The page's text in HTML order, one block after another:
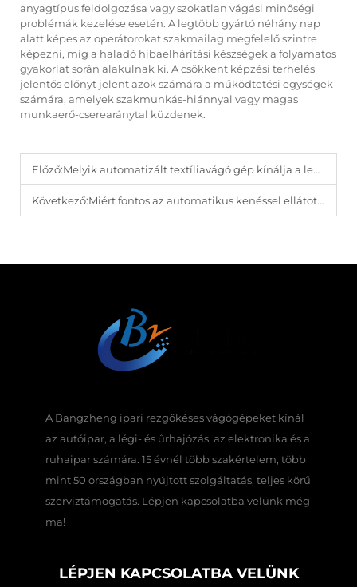
anyagtípus feldolgozása vagy szokatlan vágási minőségi
problémák kezelése esetén. A legtöbb gyártó néhány nap
alatt képes az operátorokat szakmailag megfelelő szintre
képezni, míg a haladó hibaelhárítási készségek a folyamatos
gyakorlat során alakulnak ki. A csökkent képzési terhelés
jelentős előnyt jelent azok számára a működtetési egységek
számára, amelyek szakmunkás-hiánnyal vagy magas
munkaerő-cserearánytal küzdenek.
Előző:Melyik automatizált textíliavágó gép kínálja a legfejlettebb látásfelismerést mintaillesztéshez?
Következő:Miért fontos az automatikus kenéssel ellátott autómatikus textílcipővágó a nagy mennyiségű vágáshoz?
A Bangzheng ipari rezgőkéses vágógépeket kínál
az autóipar, a légi- és űrhajózás, az elektronika és a
ruhaipar számára. 15 évnél több szakértelem, több
mint 50 országban nyújtott szolgáltatás, teljes körű
szerviztámogatás. Lépjen kapcsolatba velünk még
ma!
LÉPJEN KAPCSOLATBA VELÜNK